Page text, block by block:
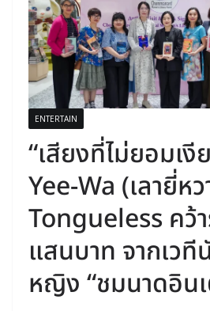
ENTERTAIN
“เสียงที่ไม่ยอมเงี
Yee-Wa (เลายี่ห
Tongueless คว้
แสนบาท จากเวที
หญิง “ชมนาดอิน